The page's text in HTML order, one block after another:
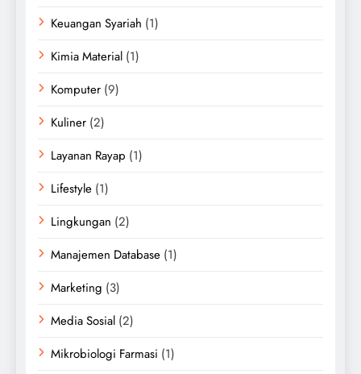
Keuangan Syariah (1)
Kimia Material (1)
Komputer (9)
Kuliner (2)
Layanan Rayap (1)
Lifestyle (1)
Lingkungan (2)
Manajemen Database (1)
Marketing (3)
Media Sosial (2)
Mikrobiologi Farmasi (1)